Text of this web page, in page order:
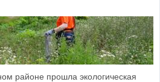
районе прошла экологическая